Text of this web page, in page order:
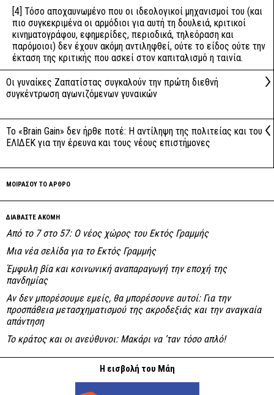
[4] Τόσο αποχαυνωμένο που οι ιδεολογικοί μηχανισμοί του (και
πιο συγκεκριμένα οι αρμόδιοι για αυτή τη δουλειά, κριτικοί
κινηματογράφου, εφημερίδες, περιοδικά, τηλεόραση και
παρόμοιοι) δεν έχουν ακόμη αντιληφθεί, ούτε το είδος ούτε την
έκταση της κριτικής που ασκεί στον καπιταλισμό η ταινία.
Οι γυναίκες Ζαπατίστας συγκαλούν την πρώτη διεθνή
συγκέντρωση αγωνιζόμενων γυναικών
Το «Brain Gain» δεν ήρθε ποτέ: Η αντίληψη της πολιτείας και του
ΕΛΙΔΕΚ για την έρευνα και τους νέους επιστήμονες
ΜΟΙΡΑΣΟΥ ΤΟ ΑΡΘΡΟ
ΔΙΑΒΑΣΤΕ ΑΚΟΜΗ
Από το 7 στο 57: Ο νέος χώρος του Εκτός Γραμμής
Μια νέα σελίδα για το Εκτός Γραμμής
Έμφυλη βία και κοινωνική αναπαραγωγή την εποχή της
πανδημίας
Αν δεν μπορέσουμε εμείς, θα μπορέσουνε αυτοί: Για την
προσπάθεια μετασχηματισμού της ακροδεξιάς και την αναγκαία
απάντηση
Το κράτος και οι ανεύθυνοι: Mακάρι να ’ταν τόσο απλό!
Η εισβολή του Μάη